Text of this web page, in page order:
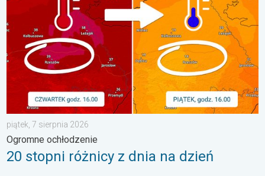
piątek, 7 sierpnia 2026
Ogromne ochłodzenie
20 stopni różnicy z dnia na dzień